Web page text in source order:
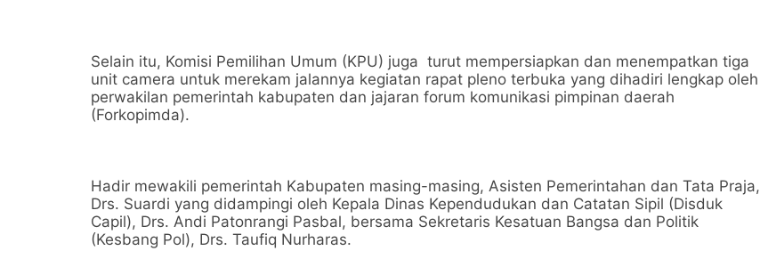
Selain itu, Komisi Pemilihan Umum (KPU) juga turut mempersiapkan dan menempatkan tiga
unit camera untuk merekam jalannya kegiatan rapat pleno terbuka yang dihadiri lengkap oleh
perwakilan pemerintah kabupaten dan jajaran forum komunikasi pimpinan daerah
(Forkopimda).
Hadir mewakili pemerintah Kabupaten masing-masing, Asisten Pemerintahan dan Tata Praja,
Drs. Suardi yang didampingi oleh Kepala Dinas Kependudukan dan Catatan Sipil (Disduk
Capil), Drs. Andi Patonrangi Pasbal, bersama Sekretaris Kesatuan Bangsa dan Politik
(Kesbang Pol), Drs. Taufiq Nurharas.